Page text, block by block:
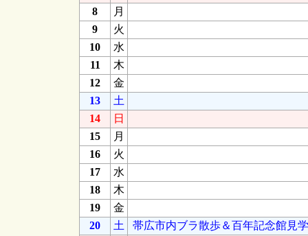
8
月
9
火
10
水
11
木
12
金
13
土
14
日
15
月
16
火
17
水
18
木
19
金
20
土
帯広市内ブラ散歩＆百年記念館見学